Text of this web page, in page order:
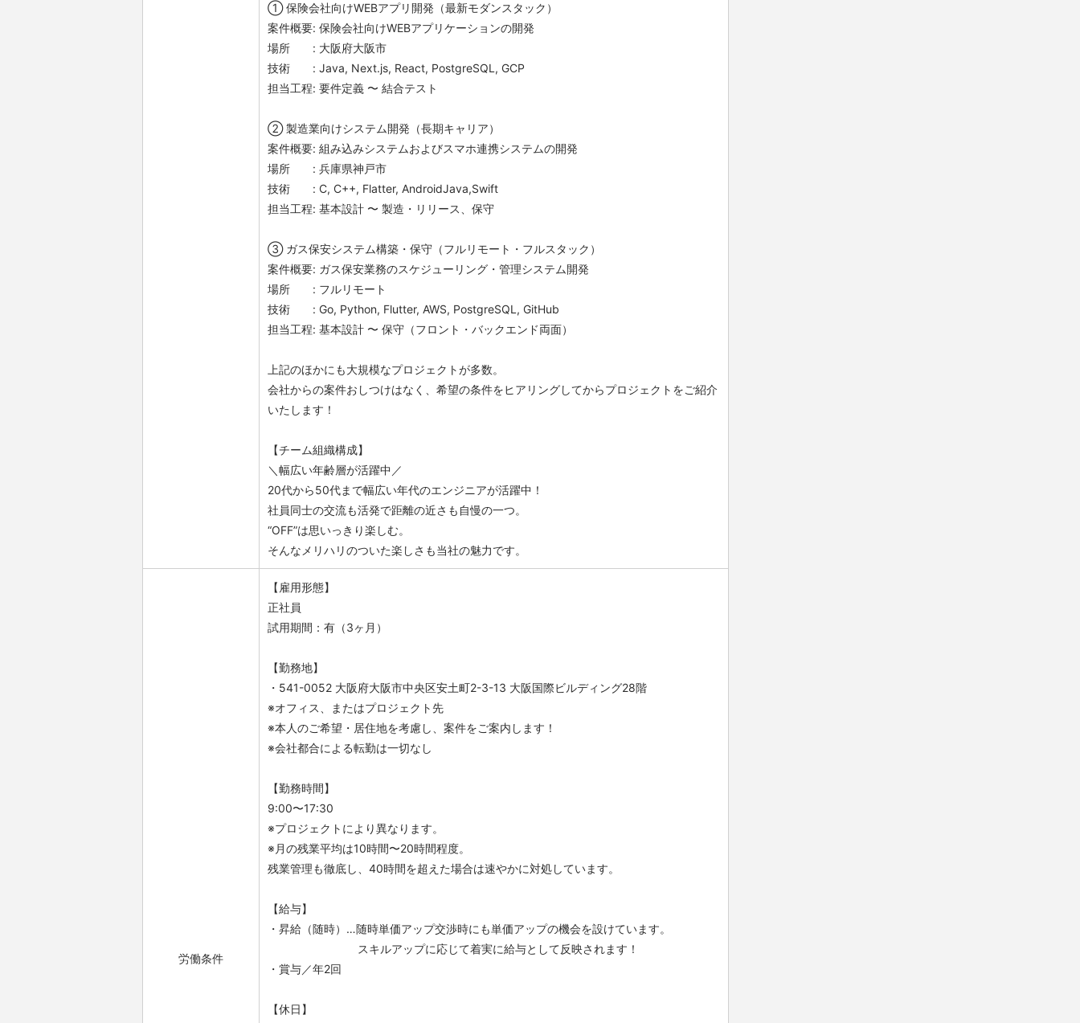
① 保険会社向けWEBアプリ開発（最新モダンスタック）
案件概要: 保険会社向けWEBアプリケーションの開発
場所 : 大阪府大阪市
技術 : Java, Next.js, React, PostgreSQL, GCP
担当工程: 要件定義 〜 結合テスト
② 製造業向けシステム開発（長期キャリア）
案件概要: 組み込みシステムおよびスマホ連携システムの開発
場所 : 兵庫県神戸市
技術 : C, C++, Flatter, AndroidJava,Swift
担当工程: 基本設計 〜 製造・リリース、保守
③ ガス保安システム構築・保守（フルリモート・フルスタック）
案件概要: ガス保安業務のスケジューリング・管理システム開発
場所 : フルリモート
技術 : Go, Python, Flutter, AWS, PostgreSQL, GitHub
担当工程: 基本設計 〜 保守（フロント・バックエンド両面）
上記のほかにも大規模なプロジェクトが多数。
会社からの案件おしつけはなく、希望の条件をヒアリングしてからプロジェクトをご紹介
いたします！
【チーム組織構成】
＼幅広い年齢層が活躍中／
20代から50代まで幅広い年代のエンジニアが活躍中！
社員同士の交流も活発で距離の近さも自慢の一つ。
“OFF”は思いっきり楽しむ。
そんなメリハリのついた楽しさも当社の魅力です。
労働条件
【雇用形態】
正社員
試用期間：有（3ヶ月）
【勤務地】
・541-0052 大阪府大阪市中央区安土町2-3-13 ⼤阪国際ビルディング28階
※オフィス、またはプロジェクト先
※本人のご希望・居住地を考慮し、案件をご案内します！
※会社都合による転勤は一切なし
【勤務時間】
9:00〜17:30
※プロジェクトにより異なります。
※月の残業平均は10時間〜20時間程度。
残業管理も徹底し、40時間を超えた場合は速やかに対処しています。
【給与】
・昇給（随時）…随時単価アップ交渉時にも単価アップの機会を設けています。
スキルアップに応じて着実に給与として反映されます！
・賞与／年2回
【休日】